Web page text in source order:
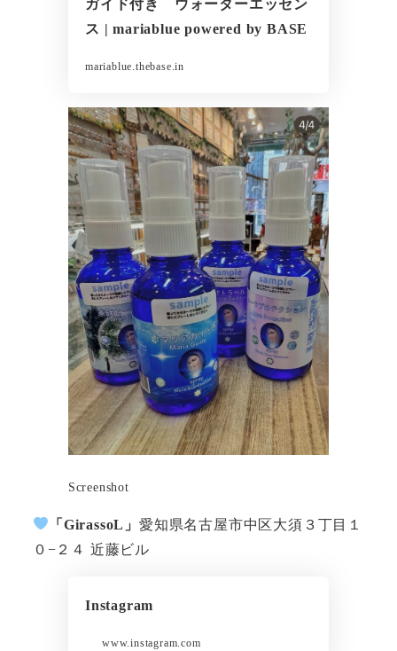
ガイド付き ウォーターエッセン
ス | mariablue powered by BASE
mariablue.thebase.in
Screenshot
「GirassoL」愛知県名古屋市中区大須３丁目１
０−２４ 近藤ビル
Instagram
www.instagram.com